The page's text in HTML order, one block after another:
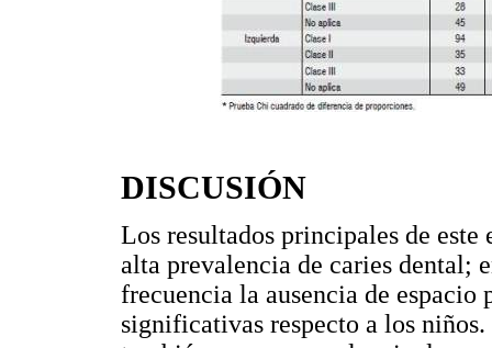
DISCUSIÓN
Los resultados principales de
alta prevalencia de caries dental;
frecuencia la ausencia de
significativas respecto a los